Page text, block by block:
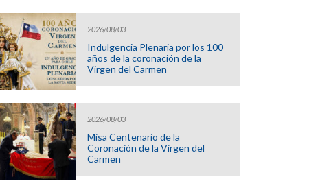
2026/08/03
Indulgencia Plenaria por los 100
años de la coronación de la
Virgen del Carmen
2026/08/03
Misa Centenario de la
Coronación de la Virgen del
Carmen